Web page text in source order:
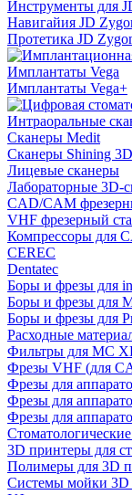
Инструменты для
Навигайия JD
Протетика JD
Имплантаты Vega
Имплантаты Vega+
Интраоральные
Сканеры Medit
Сканеры Shining 3D
Лицевые сканеры
Лабораторные 3D-
CAD/CAM
VHF фрезерный
Компрессоры для
CEREC
Dentatec
Боры и фрезы для
Боры и фрезы для
Боры и фрезы для
Расходные
Фильтры для MC
Фрезы VHF (для
Фрезы для
Фрезы для
Фрезы для
3D принтеры для
Полимеры для 3D
Системы мойки 3D